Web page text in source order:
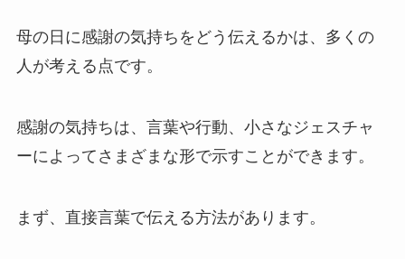
母の日に感謝の気持ちをどう伝えるかは、多くの
人が考える点です。
感謝の気持ちは、言葉や行動、小さなジェスチャ
ーによってさまざまな形で示すことができます。
まず、直接言葉で伝える方法があります。